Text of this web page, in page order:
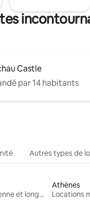
Castle
par 14 habitants
Autres types de
Locations moyenne et longue durée
Athènes